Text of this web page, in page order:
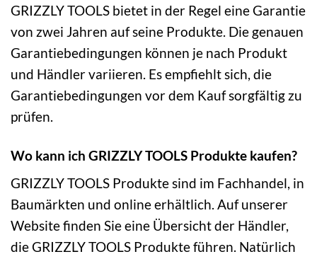
GRIZZLY TOOLS bietet in der Regel eine Garantie
von zwei Jahren auf seine Produkte. Die genauen
Garantiebedingungen können je nach Produkt
und Händler variieren. Es empfiehlt sich, die
Garantiebedingungen vor dem Kauf sorgfältig zu
prüfen.
Wo kann ich GRIZZLY TOOLS Produkte kaufen?
GRIZZLY TOOLS Produkte sind im Fachhandel, in
Baumärkten und online erhältlich. Auf unserer
Website finden Sie eine Übersicht der Händler,
die GRIZZLY TOOLS Produkte führen. Natürlich